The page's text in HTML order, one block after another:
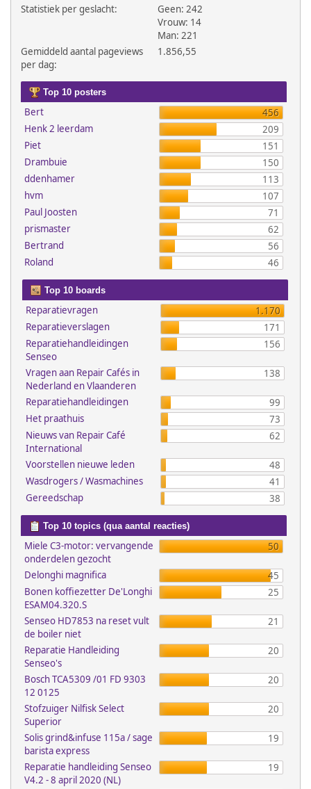
Statistiek per geslacht:
Geen: 242
Vrouw: 14
Man: 221
Gemiddeld aantal pageviews
per dag:
1.856,55
Top 10 posters
Bert
456
Henk 2 leerdam
209
Piet
151
Drambuie
150
ddenhamer
113
hvm
107
Paul Joosten
71
prismaster
62
Bertrand
56
Roland
46
Top 10 boards
Reparatievragen
1.170
Reparatieverslagen
171
Reparatiehandleidingen
Senseo
156
Vragen aan Repair Cafés in
Nederland en Vlaanderen
138
Reparatiehandleidingen
99
Het praathuis
73
Nieuws van Repair Café
International
62
Voorstellen nieuwe leden
48
Wasdrogers / Wasmachines
41
Gereedschap
38
Top 10 topics (qua aantal reacties)
Miele C3-motor: vervangende
onderdelen gezocht
50
Delonghi magnifica
45
Bonen koffiezetter De'Longhi
ESAM04.320.S
25
Senseo HD7853 na reset vult
de boiler niet
21
Reparatie Handleiding
Senseo's
20
Bosch TCA5309 /01 FD 9303
12 0125
20
Stofzuiger Nilfisk Select
Superior
20
Solis grind&infuse 115a / sage
barista express
19
Reparatie handleiding Senseo
V4.2 - 8 april 2020 (NL)
19